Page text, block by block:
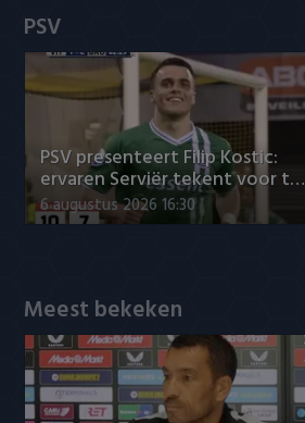
Heracles Almelo
NAC Breda
PEC Zwolle
PSV
Roda JC
Sparta
Vitesse
Conference League
PSV
PSV presenteert Filip Kostic:
ervaren Serviër tekent voor t…
6 augustus 2026 16:30
Meest bekeken